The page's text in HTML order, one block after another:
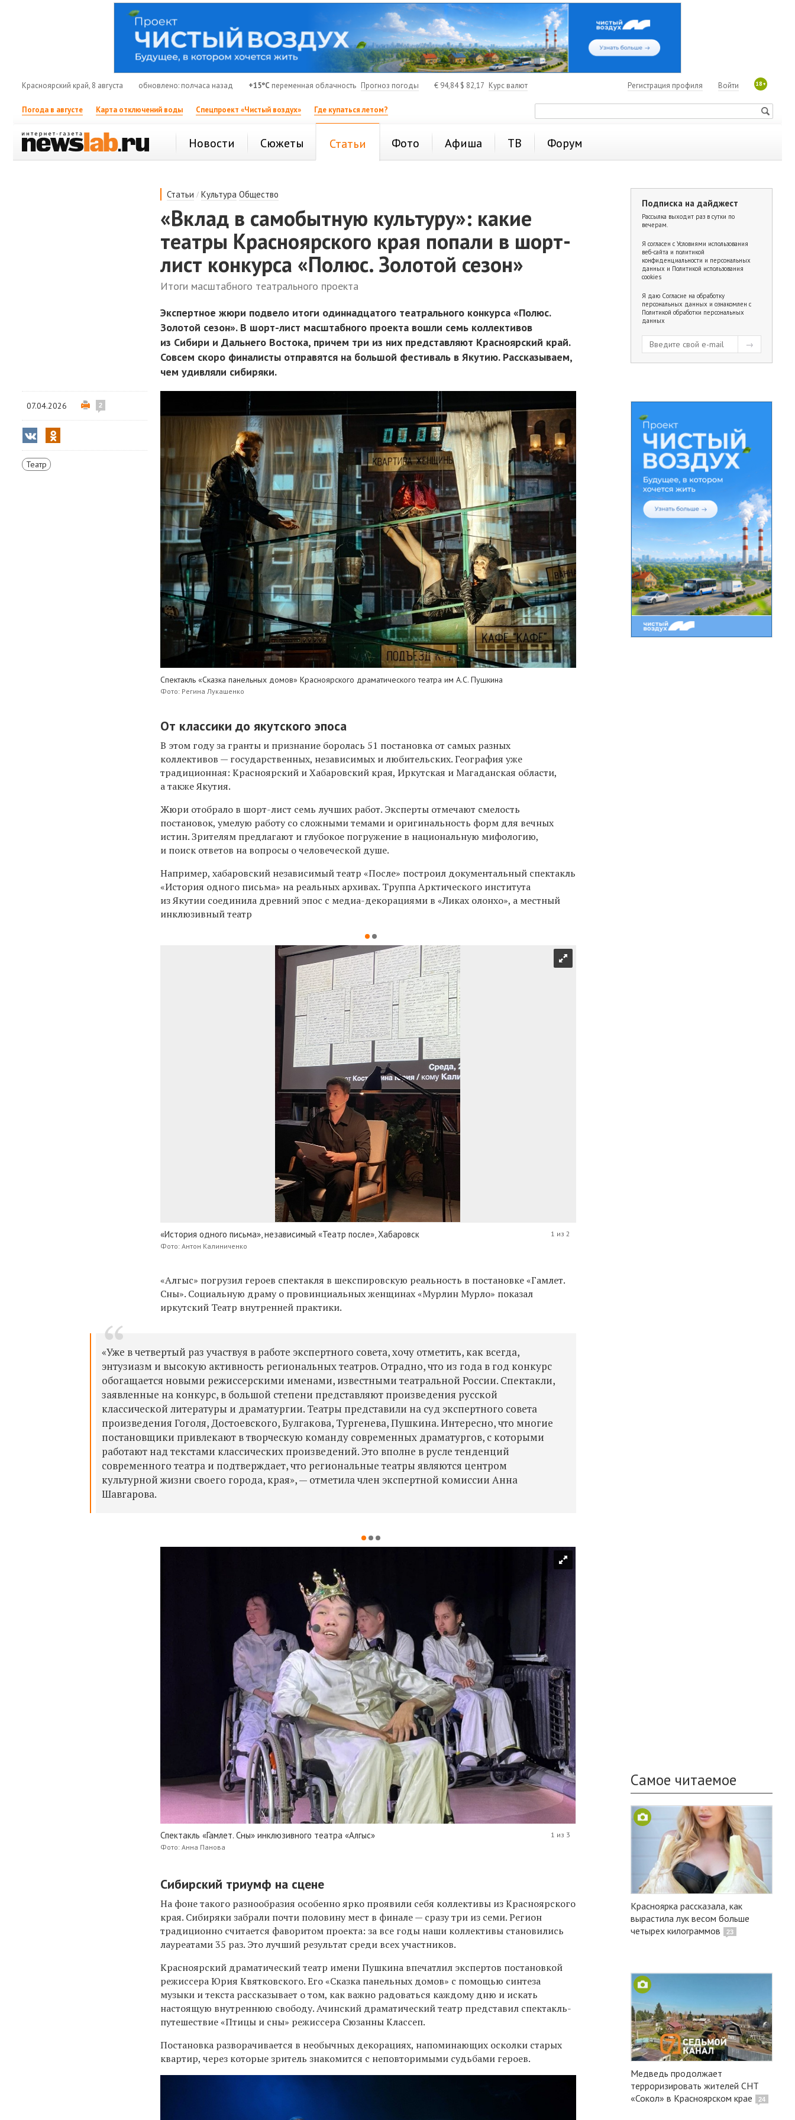
Красноярский край, 8 августа обновлено: полчаса назад +15°C переменная облачность Прогноз погоды € 94,84$ 82,17 Курс валют 18+
Войти
Регистрация профиля
Погода в августе Карта отключений воды Спецпроект «Чистый воздух» Где купаться летом?
Новости Сюжеты Статьи Фото Афиша ТВ Форум
Статьи /Культура Общество
«Вклад в самобытную культуру»: какие
театры Красноярского края попали в шорт-
лист конкурса «Полюс. Золотой сезон»
Итоги масштабного театрального проекта
Экспертное жюри подвело итоги одиннадцатого театрального конкурса «Полюс.
Золотой сезон». В шорт-лист масштабного проекта вошли семь коллективов
из Сибири и Дальнего Востока, причем три из них представляют Красноярский край.
Совсем скоро финалисты отправятся на большой фестиваль в Якутию. Рассказываем,
чем удивляли сибиряки.
07.04.2026 2
Театр
Спектакль «Сказка панельных домов» Красноярского драматического театра им А.С. Пушкина
Фото: Регина Лукашенко
От классики до якутского эпоса
В этом году за гранты и признание боролась 51 постановка от самых разных
коллективов — государственных, независимых и любительских. География уже
традиционная: Красноярский и Хабаровский края, Иркутская и Магаданская области,
а также Якутия.
Жюри отобрало в шорт-лист семь лучших работ. Эксперты отмечают смелость
постановок, умелую работу со сложными темами и оригинальность форм для вечных
истин. Зрителям предлагают и глубокое погружение в национальную мифологию,
и поиск ответов на вопросы о человеческой душе.
Например, хабаровский независимый театр «После» построил документальный спектакль
«История одного письма» на реальных архивах. Труппа Арктического института
из Якутии соединила древний эпос с медиа-декорациями в «Ликах олонхо», а местный
инклюзивный театр
«История одного письма», независимый «Театр после», Хабаровск
Фото: Антон Калиниченко
1 из 2
«Алгыс» погрузил героев спектакля в шекспировскую реальность в постановке «Гамлет.
Сны». Социальную драму о провинциальных женщинах «Мурлин Мурло» показал
иркутский Театр внутренней практики.
«Уже в четвертый раз участвуя в работе экспертного совета, хочу отметить, как всегда,
энтузиазм и высокую активность региональных театров. Отрадно, что из года в год конкурс
обогащается новыми режиссерскими именами, известными театральной России. Спектакли,
заявленные на конкурс, в большой степени представляют произведения русской
классической литературы и драматургии. Театры представили на суд экспертного совета
произведения Гоголя, Достоевского, Булгакова, Тургенева, Пушкина. Интересно, что многие
постановщики привлекают в творческую команду современных драматургов, с которыми
работают над текстами классических произведений. Это вполне в русле тенденций
современного театра и подтверждает, что региональные театры являются центром
культурной жизни своего города, края», — отметила член экспертной комиссии Анна
Шавгарова.
Спектакль «Гамлет. Сны» инклюзивного театра «Алгыс»
Фото: Анна Панова
1 из 3
Сибирский триумф на сцене
На фоне такого разнообразия особенно ярко проявили себя коллективы из Красноярского
края. Сибиряки забрали почти половину мест в финале — сразу три из семи. Регион
традиционно считается фаворитом проекта: за все годы наши коллективы становились
лауреатами 35 раз. Это лучший результат среди всех участников.
Красноярский драматический театр имени Пушкина впечатлил экспертов постановкой
режиссера Юрия Квятковского. Его «Сказка панельных домов» с помощью синтеза
музыки и текста рассказывает о том, как важно радоваться каждому дню и искать
настоящую внутреннюю свободу. Ачинский драматический театр представил спектакль-
путешествие «Птицы и сны» режиссера Сюзанны Классеп.
Постановка разворачивается в необычных декорациях, напоминающих осколки старых
квартир, через которые зритель знакомится с неповторимыми судьбами героев.
Подписка на дайджест
Рассылка выходит раз в сутки по
вечерам.
Я согласен с Условиями использования
веб-сайта и политикой
конфиденциальности и персональных
данных и Политикой использования
cookies
Я даю Согласие на обработку
персональных данных и ознакомлен с
Политикой обработки персональных
данных
Самое читаемое
Красноярка рассказала, как
вырастила лук весом больше
четырех килограммов
23
Медведь продолжает
терроризировать жителей СНТ
«Сокол» в Красноярском крае
24